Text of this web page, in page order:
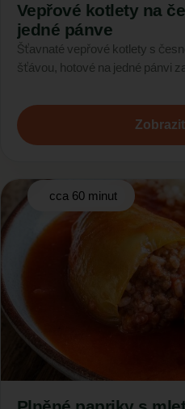
Vepřové kotlety na
jedné pánve
Šťavnaté vepřové kotlety s
šťávou, hotové na jedné pánvi
cca 60 minut